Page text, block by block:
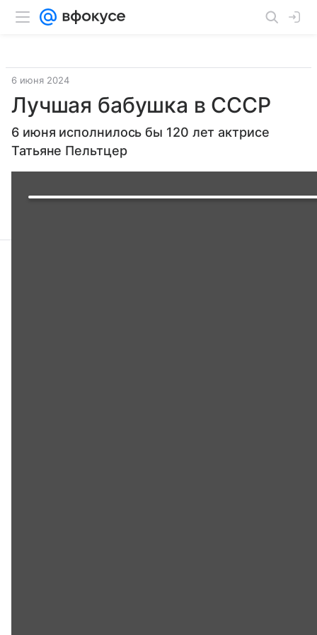
6 июня 2024
Лучшая бабушка в СССР
6 июня исполнилось бы 120 лет актрисе
Татьяне Пельтцер
Поделиться